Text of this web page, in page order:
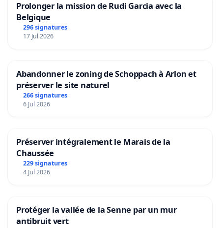
Prolonger la mission de Rudi Garcia avec la
Belgique
296 signatures
17 Jul 2026
Abandonner le zoning de Schoppach à Arlon et
préserver le site naturel
266 signatures
6 Jul 2026
Préserver intégralement le Marais de la
Chaussée
229 signatures
4 Jul 2026
Protéger la vallée de la Senne par un mur
antibruit vert